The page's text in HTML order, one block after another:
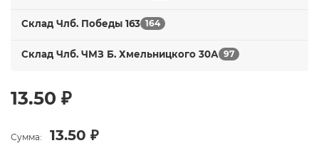
Склад Члб. Победы 163 164
Склад Члб. ЧМЗ Б. Хмельницкого 30А 97
13.50 ₽
Сумма: 13.50 ₽